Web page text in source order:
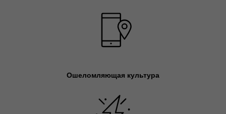
Ошеломляющая культура